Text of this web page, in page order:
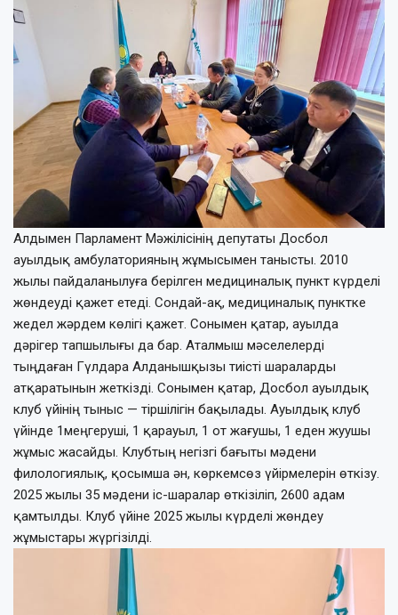
Алдымен Парламент Мәжілісінің депутаты Досбол
ауылдық амбулаторияның жұмысымен танысты. 2010
жылы пайдаланылуға берілген медициналық пункт күрделі
жөндеуді қажет етеді. Сондай-ақ, медициналық пунктке
жедел жәрдем көлігі қажет. Сонымен қатар, ауылда
дәрігер тапшылығы да бар. Аталмыш мәселелерді
тыңдаған Гүлдара Алданышқызы тиісті шараларды
атқаратынын жеткізді. Сонымен қатар, Досбол ауылдық
клуб үйінің тыныс — тіршілігін бақылады. Ауылдық клуб
үйінде 1меңгеруші, 1 қарауыл, 1 от жағушы, 1 еден жуушы
жұмыс жасайды. Клубтың негізгі бағыты мәдени
филологиялық, қосымша ән, көркемсөз үйірмелерін өткізу.
2025 жылы 35 мәдени іс-шаралар өткізіліп, 2600 адам
қамтылды. Клуб үйіне 2025 жылы күрделі жөндеу
жұмыстары жүргізілді.